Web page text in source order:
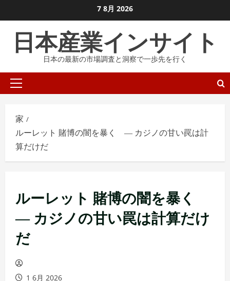
ン
に
ま
7 8月 2026
日本産業インサイト
日本の最新の市場調査と洞察で一歩先を行く
プ
イ
メ
ー
家
ルーレット 賭博の闇を暴く ― カジノの甘い罠は計
算だけだ
ルーレット 賭博の闇を暴く
― カジノの甘い罠は計算だけ
だ
1 6月 2026